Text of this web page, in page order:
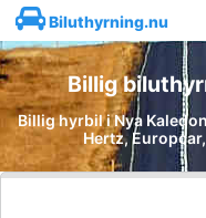
Biluthyrning.nu
Billig
Billig hyrbil i Nya
Hertz,